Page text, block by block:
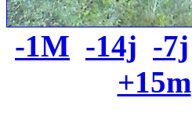
-1M -14j -7j
+15m